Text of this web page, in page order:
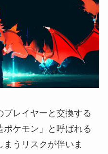
レイヤーと交換する
ポケモン」と呼ばれる
うリスクが伴いま